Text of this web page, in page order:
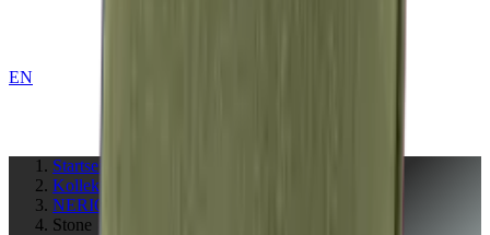
EN
Startseite
Kollektionen
NERIO · Oceana
Stone